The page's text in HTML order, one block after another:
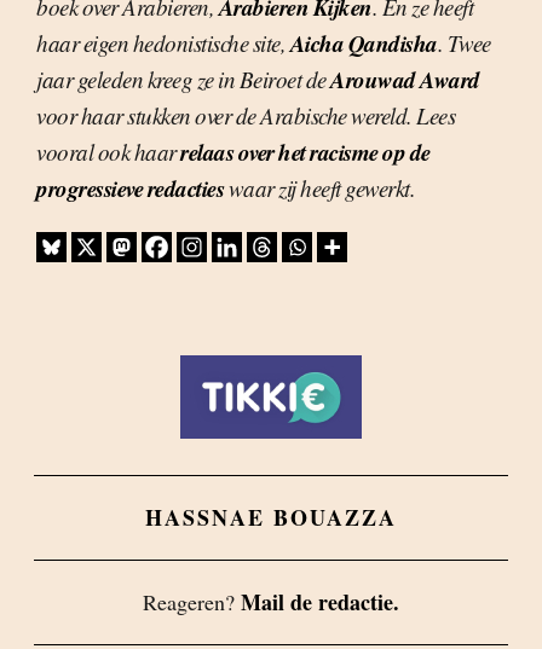
boek over Arabieren,Arabieren Kijken. En ze heeft
haar eigen hedonistische site,Aicha Qandisha. Twee
jaar geleden kreeg ze in Beiroet deArouwad Award
voor haar stukken over de Arabische wereld. Lees
vooral ook haarrelaas over het racisme op de
progressieve redactieswaar zij heeft gewerkt.
HASSNAE BOUAZZA
Reageren? Mail de redactie.